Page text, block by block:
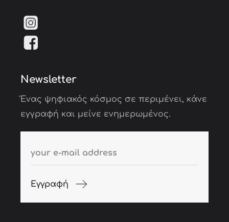
Newsletter
Ένας ψηφιακός κόσμος σε περιμένει, κάνε
εγγραφή και μείνε ενημερωμένος.
Εγγραφή